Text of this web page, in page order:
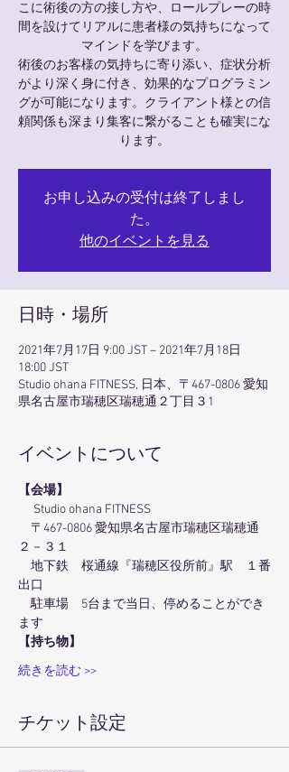
こに術後の方の接し方や、ロールプレーの時
間を設けてリアルに患者様の気持ちになって
マインドを学びます。
術後のお客様の気持ちに寄り添い、症状分析
がより深く身に付き、効果的なプログラミン
グが可能になります。クライアント様との信
頼関係も深まり集客に繋がることも確実にな
お申し込みの受付は終了しまし
た。
他のイベントを見る
日時・場所
2021年7月17日 9:00 JST – 2021年7月18日
18:00 JST
Studio ohana FITNESS, 日本、〒467-0806 愛知
県名古屋市瑞穂区瑞穂通２丁目３1
イベントについて
【会場】
Studio ohana FITNESS
〒467-0806 愛知県名古屋市瑞穂区瑞穂通
２－３１
地下鉄　桜通線『瑞穂区役所前』駅　１番
出口
駐車場　5台まで当日、停めることができ
ます
【持ち物】
続きを読む >>
チケット設定